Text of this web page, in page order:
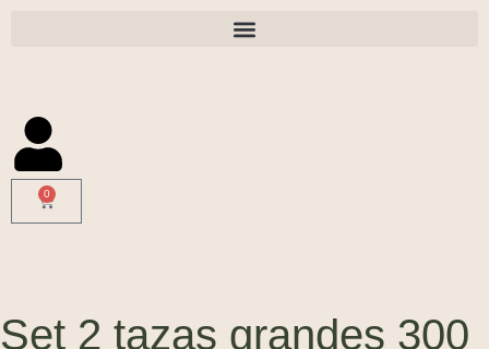
0
Set 2 tazas grandes 300